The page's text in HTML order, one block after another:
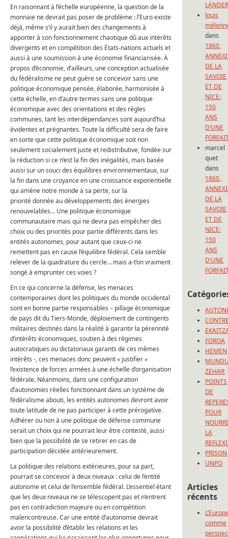
En raisonnant à l’échelle européenne, la question de la
monnaie ne devrait pas poser de problème : l’Euro existe
déjà, même s’il y aurait bien des changements à
apporter à son fonctionnement chaotique dû aux intérêts
divergents et en compétition des États-nations actuels et
aussi à une soumission à une économie financiarisée. À
propos d’économie, d’ailleurs, une conception actualisée
du fédéralisme ne peut guère se concevoir sans une
politique économique pensée, élaborée, harmonisée à
cette échelle, en d’autre termes sans une politique
économique avec des orientations et des règles
communes, tant les interdépendances sont aujourd’hui
évidentes et prégnantes. Toute la difficulté sera de faire
en sorte que cette politique économique soit non
seulement socialement juste et redistributive, fondée sur
la réduction si ce n’est la fin des inégalités, mais basée
aussi sur un souci des équilibres environnementaux, sur
la fin dans une croyance en une croissance exponentielle
qui amène notre monde à sa perte, sur la
priorité donnée au développements des énergies
renouvelables… Une politique économique
communautaire mais qui ne devra pas empêcher des
choix ou des priorités pour partie différents dans les
entités autonomes, pour autant que ceux-ci ne
remettent pas en cause l’équilibre fédéral. Cela semble
relever de la quadrature du cercle… mais a-t’on vraiment
songé à emprunter ces voies ?
En ce qui concerne la défense, les menaces
contemporaines dont les politiques du monde occidental
sont en bonne partie responsables – pillage économique
de pays dit du Tiers-Monde, déploiement de contingents
militaires destinés dans la réalité à garantir la pérennité
d’intérêts économiques, soutien à des régimes
autocratiques ou dictatoriaux garants de ces mêmes
intérêts -, ces menaces donc peuvent « justifier »
l’existence de forces armées à une échelle d’organisation
fédérale. Néanmoins, dans une configuration
d’autonomies réelles fonctionnant dans un système de
fédéralisme abouti, les entités autonomes devront avoir
toute latitude de ne pas participer à cette prérogative.
Adhérer ou non à une politique de défense commune
serait un choix qui ne pourrait leur être contesté, aussi
bien que la possibilité de se retirer en cas de
participation décidée antérieurement.
La politique des relations extérieures, pour sa part,
pourrait se concevoir à deux niveaux : celui de l’entité
autonome et celui de l’ensemble fédéral. L’essentiel étant
que les deux niveaux ne se télescopent pas et n’entrent
pas en contradiction majeure ou en compétition
malencontreuse. Car une entité d’autonomie devrait
avoir la possibilité d’établir les relations et les
louis
dans
1860,
DE LA
SAVOIE
ET DE
NICE:
150
ANS
D’UNE
marcel
quet
dans
1860,
DE LA
SAVOIE
ET DE
NICE:
150
ANS
D’UNE
FOROA
HEMEN
ZEHAR
POINTS
DE
POUR
LA
PRISON
UNPO
Articles
récents
comme